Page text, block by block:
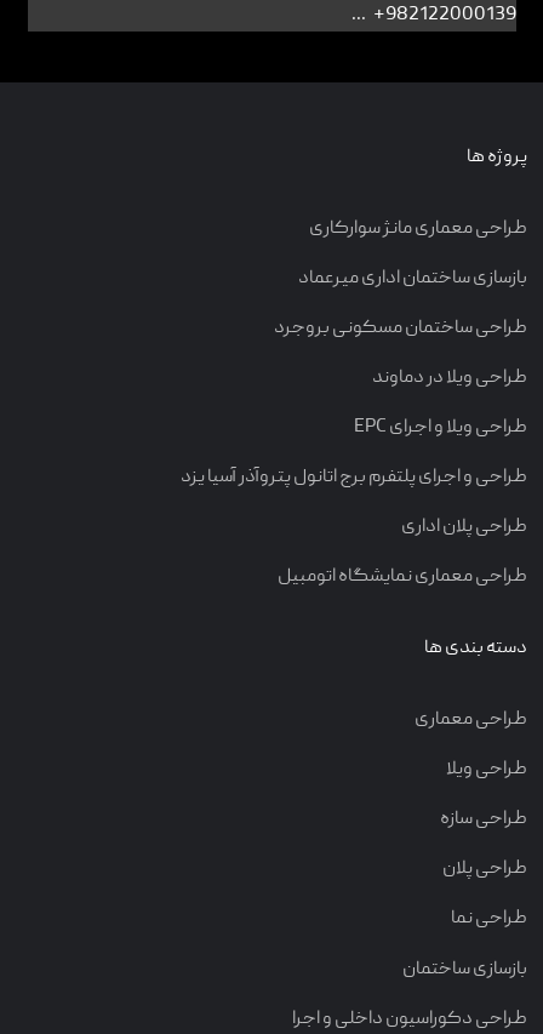
+982122000139 ...
پروژه ها
طراحی معماری مانژ سوارکاری
بازسازی ساختمان اداری میرعماد
طراحی ساختمان مسکونی بروجرد
طراحی ویلا در دماوند
طراحی ویلا و اجرای EPC
طراحی و اجرای پلتفرم برج اتانول پتروآذر آسیا یزد
طراحی پلان اداری
طراحی معماری نمایشگاه اتومبیل
دسته بندی ها
طراحی معماری
طراحی ویلا
طراحی سازه
طراحی پلان
طراحی نما
بازسازی ساختمان
طراحی دکوراسیون داخلی و اجرا